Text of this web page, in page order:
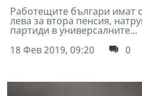
Работещите българи имат
лева за втора пенсия,
партиди в универсалните...
18 Фев 2019, 09:20
0